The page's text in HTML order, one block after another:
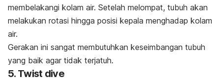
membelakangi kolam air. Setelah melompat, tubuh akan
melakukan rotasi hingga posisi kepala menghadap kolam
air.
Gerakan ini sangat membutuhkan keseimbangan tubuh
yang baik agar tidak terjatuh.
5. Twist dive